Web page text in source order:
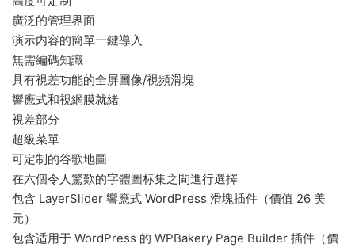
廣泛的管理界面
演示内容的簡單一鍵導入
無需編碼知識
具有視差功能的全屏圖像/視頻滑塊
響應式和視網膜就緒
視差部分
超級菜單
可定制的谷歌地圖
在六個令人驚歎的字體圖标集之間進行選擇
包含 LayerSlider 響應式 WordPress 滑塊插件（價值 26 美
元）
包含适用于 WordPress 的 WPBakery Page Builder 插件（價